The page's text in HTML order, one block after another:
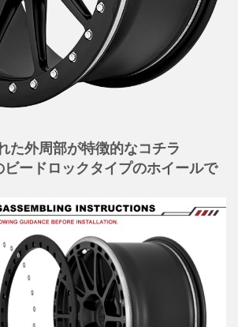
た外周部が特徴的なコチラ
ードロックタイプのホイールで